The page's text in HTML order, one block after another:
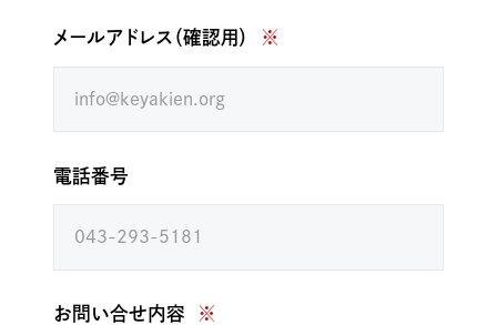
メールアドレス（確認用） ※
電話番号
お問い合せ内容 ※